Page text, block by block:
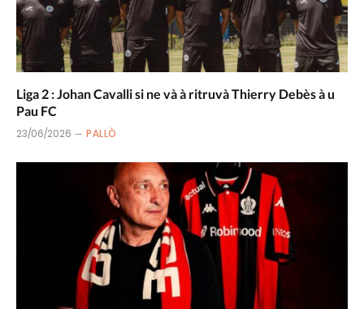
Liga 2 : Johan Cavalli si ne và à ritruvà Thierry Debès à u
Pau FC
23/06/2026 PALLÒ